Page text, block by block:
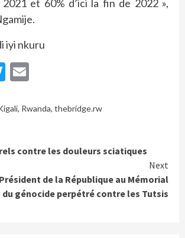
et 60% d’ici la fin de 2022 »,
iyi nkuru
Twitter
, Rwanda, thebridge.rw
contre les douleurs sciatiques
Next
de la République au Mémorial
du génocide perpétré contre les Tutsis